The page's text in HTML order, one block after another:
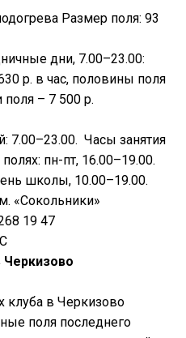
Размер поля: 93
дни, 7.00–23.00:
р. в час, половины поля
поля – 7 500 р.
7.00–23.00. Часы занятия
пн-пт, 16.00–19.00.
школы, 10.00–19.00.
«Сокольники»
19 47
клуба в Черкизово
поля последнего